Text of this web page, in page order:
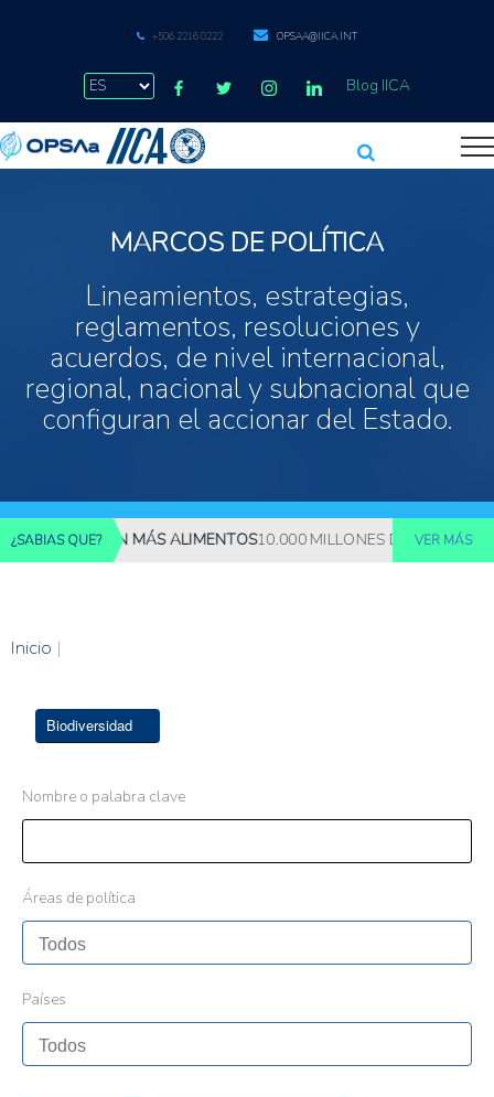
+506 2216 0222 OPSAA@IICA.INT
Blog IICA
MARCOS DE POLÍTICA
Lineamientos, estrategias,
reglamentos, resoluciones y
acuerdos, de nivel internacional,
regional, nacional y subnacional que
configuran el accionar del Estado.
¿SABIAS QUE?MÁS ALIMENTOS10.000 MILLONES DE PERSONAS
VER MÁS
Inicio |
Biodiversidad
Nombre o palabra clave
Áreas de política
Países